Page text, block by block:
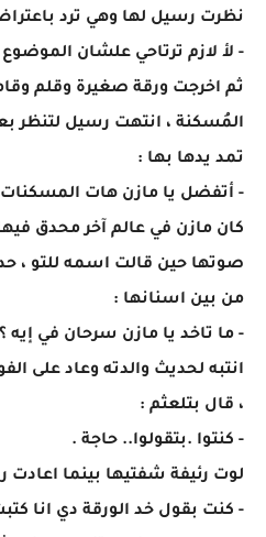
نظرت رسيل لها وهي ترد
- لأ لازم ترتاحي علشان
ثم اخرجت ورقة صغيرة وقلم
المُسكنة ، انتهت رسيل لتنظر
تمد يدها بها :
- أتفضل يا مازن هات
كان مازن في عالم آخر محدق
صوتها حين قالت اسمه للتو ،
من بين اسنانها :
- ما تاخد يا مازن سرحان في إيه
انتبه لحديث والدته وعاد على
، قال بتلعثم :
- كنتوا .بتقولوا.. حاجة .
لوت رئيفة شفتيها بينما
- كنت بقول خد الورقة دي انا